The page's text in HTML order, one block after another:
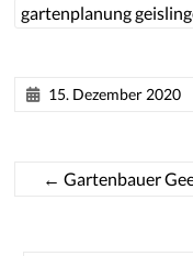
gartenplanung
15. Dezember 2020
← Gartenbauer